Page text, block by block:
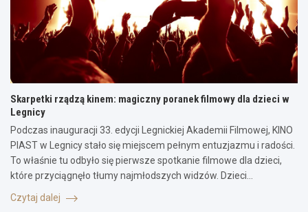
Skarpetki rządzą kinem: magiczny poranek filmowy dla dzieci w
Legnicy
Podczas inauguracji 33. edycji Legnickiej Akademii Filmowej, KINO
PIAST w Legnicy stało się miejscem pełnym entuzjazmu i radości.
To właśnie tu odbyło się pierwsze spotkanie filmowe dla dzieci,
które przyciągnęło tłumy najmłodszych widzów. Dzieci…
Czytaj dalej